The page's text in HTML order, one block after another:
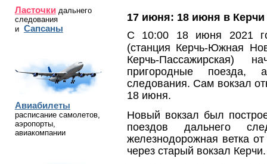
Ласточкидальнего
следования
и Сапсаны
Авиабилеты
расписание самолетов,
аэропорты,
авиакомпании
17 июня: 18 июня в
С 10:00 18 июня 2021
(станция Керчь-Южная
Керчь-Пассажирская)
пригородные поезда,
следования. Сам вокзал
18 июня.
Новый вокзал был
поездов дальнего
железнодорожная ветка
через старый вокзал Керчи.